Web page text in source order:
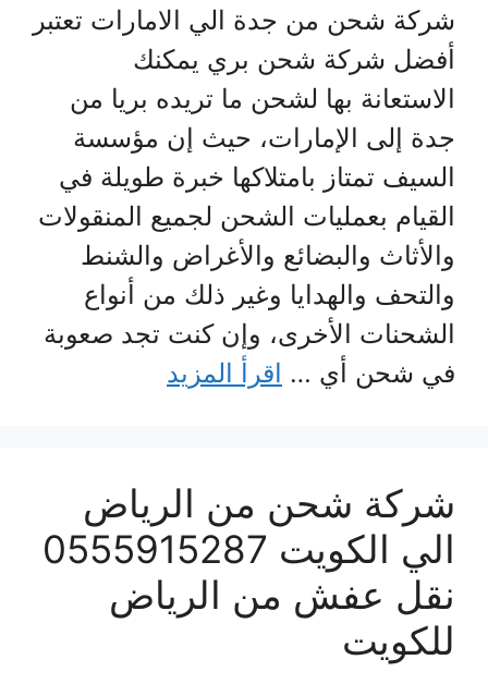
شركة شحن من جدة الي الامارات تعتبر
أفضل شركة شحن بري يمكنك
الاستعانة بها لشحن ما تريده بريا من
جدة إلى الإمارات، حيث إن مؤسسة
السيف تمتاز بامتلاكها خبرة طويلة في
القيام بعمليات الشحن لجميع المنقولات
والأثاث والبضائع والأغراض والشنط
والتحف والهدايا وغير ذلك من أنواع
الشحنات الأخرى، وإن كنت تجد صعوبة
في شحن أي … اقرأ المزيد
شركة شحن من الرياض
الي الكويت 0555915287
نقل عفش من الرياض
للكويت